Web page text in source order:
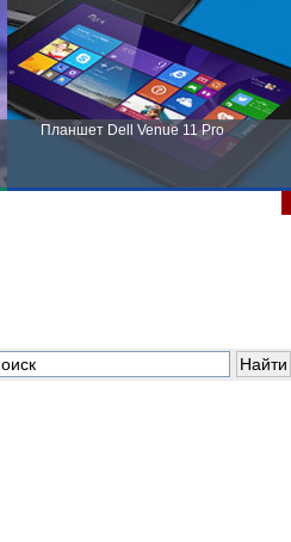
Планшет Dell Venue 11 Pro